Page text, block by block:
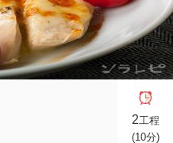
2工程
(10分)